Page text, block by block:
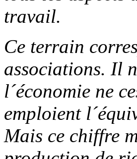
travail.
Ce terrain
associations. Il
l´économie ne
emploient
Mais ce chiffre